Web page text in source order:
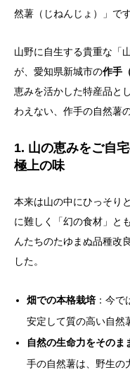
然薯（じねんじょ）」で
山野に自生する貴重な「
が、愛知県新城市の作手
恵みを活かした特産品と
わえない、作手の自然薯
1. 山の恵みをご自
極上の味
本来は山の中にひっそり
に難しく「幻の食材」と
んたちのたゆまぬ品種改
した。
畑での本格栽培：今で
安定して質の高い自然
自然の生命力をそのま
手の自然薯は、野生の